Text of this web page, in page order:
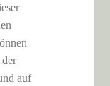
auf